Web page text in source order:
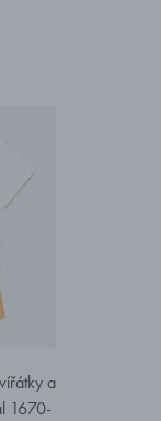
a
1670-